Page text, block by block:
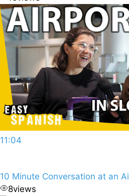
11:04
10 Minute Conversation at an
8views